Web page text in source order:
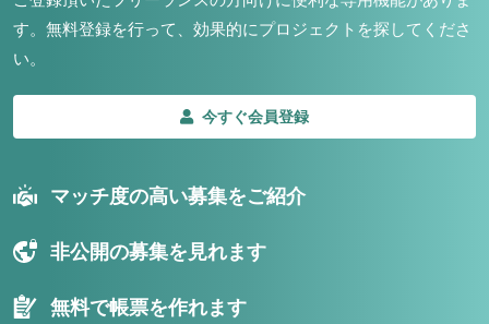
す。 無料登録を行って、効果的にプロジェクトを探してくださ
い。
今すぐ会員登録
マッチ度の高い募集をご紹介
非公開の募集を見れます
無料で帳票を作れます